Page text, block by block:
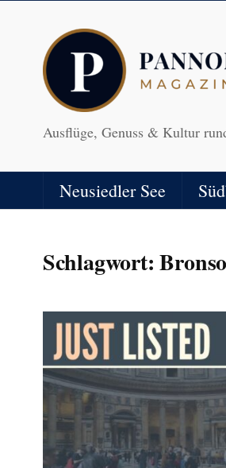
Ausflüge, Genuss & Kultur
Neusiedler See
Schlagwort: